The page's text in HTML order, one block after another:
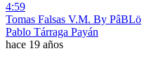
4:59
Tomas Falsas V.M. By PâBLö
Pablo Tárraga Payán
hace 19 años